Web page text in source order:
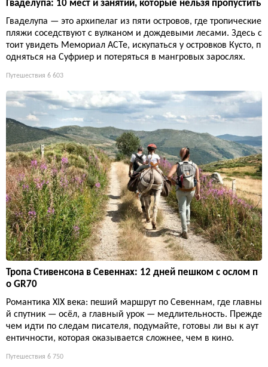
Гваделупа: 10 мест и занятий, которые нельзя пропустить
Гваделупа — это архипелаг из пяти островов, где тропические
пляжи соседствуют с вулканом и дождевыми лесами. Здесь с
тоит увидеть Мемориал ACTe, искупаться у островков Кусто, п
одняться на Суфриер и потеряться в мангровых зарослях.
Путешествия 6 603
Тропа Стивенсона в Севеннах: 12 дней пешком с ослом п
о GR70
Романтика XIX века: пеший маршрут по Севеннам, где главны
й спутник — осёл, а главный урок — медлительность. Прежде
чем идти по следам писателя, подумайте, готовы ли вы к аут
ентичности, которая оказывается сложнее, чем в кино.
Путешествия 6 750